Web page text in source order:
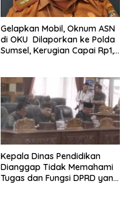
Gelapkan Mobil, Oknum ASN
di OKU Dilaporkan ke Polda
Sumsel, Kerugian Capai Rp1,2
Kepala Dinas Pendidikan
Dianggap Tidak Memahami
Tugas dan Fungsi DPRD yang